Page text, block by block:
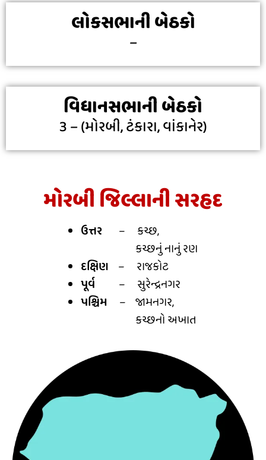
લોકસભાની બેઠકો
–
વિધાનસભાની બેઠકો
3 – (મોરબી, ટંકારા, વાંકાનેર)
મોરબી જિલ્લાની સરહદ
ઉત્તર– કચ્છ,
કચ્છનું નાનું રણ
દક્ષિણ – રાજકોટ
પૂર્વ– સુરેન્દ્રનગર
પશ્ચિમ – જામનગર,
કચ્છનો અખાત